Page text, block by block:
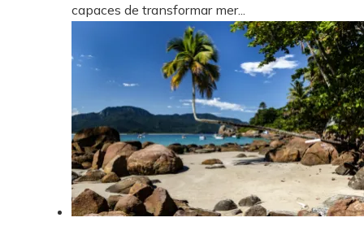
capaces de transformar mer...